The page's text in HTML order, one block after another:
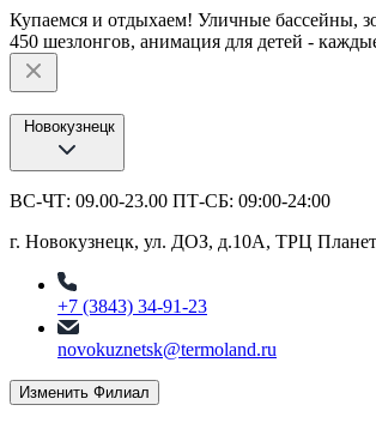
Купаемся и отдыхаем! Уличные бассейны,
450 шезлонгов, анимация для детей -
Новокузнецк
ВС-ЧТ: 09.00-23.00 ПТ-СБ: 09:00-24:00
г. Новокузнецк, ул. ДОЗ, д.10А, ТРЦ
+7 (3843) 34-91-23
novokuznetsk@termoland.ru
Изменить Филиал